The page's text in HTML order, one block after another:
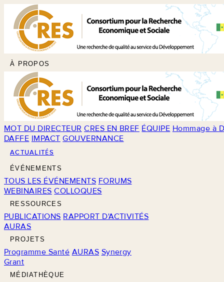
À PROPOS
MOT DU DIRECTEUR CRES EN BREF ÉQUIPE Hommage à
DAFFE IMPACT GOUVERNANCE
ACTUALITÉS
ÉVÉNEMENTS
TOUS LES ÉVÉNEMENTS FORUMS
WEBINAIRES COLLOQUES
RESSOURCES
PUBLICATIONS RAPPORT D'ACTIVITÉS
AURAS
PROJETS
Programme Santé AURAS Synergy
Grant
MÉDIATHÈQUE